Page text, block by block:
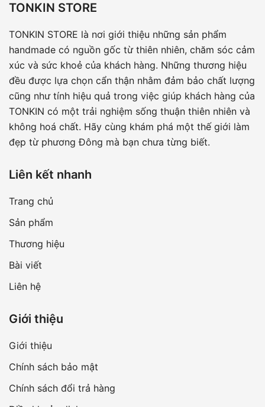
TONKIN STORE
TONKIN STORE là nơi giới thiệu những sản phẩm
handmade có nguồn gốc từ thiên nhiên, chăm sóc cảm
xúc và sức khoẻ của khách hàng. Những thương hiệu
đều được lựa chọn cẩn thận nhằm đảm bảo chất lượng
cũng như tính hiệu quả trong việc giúp khách hàng của
TONKIN có một trải nghiệm sống thuận thiên nhiên và
không hoá chất. Hãy cùng khám phá một thế giới làm
đẹp từ phương Đông mà bạn chưa từng biết.
Liên kết nhanh
Trang chủ
Sản phẩm
Thương hiệu
Bài viết
Liên hệ
Giới thiệu
Giới thiệu
Chính sách bảo mật
Chính sách đổi trả hàng